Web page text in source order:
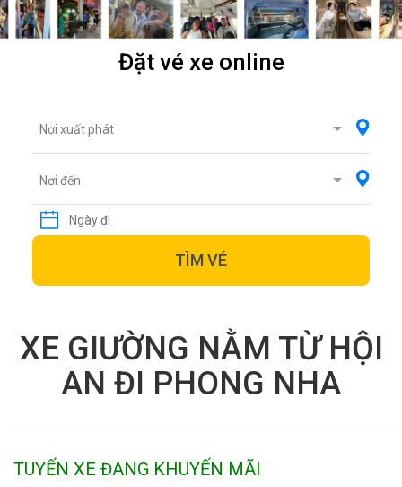
Đặt vé xe online
Nơi xuất phát
Nơi đến
TÌM VÉ
XE GIƯỜNG NẰM TỪ HỘI
AN ĐI PHONG NHA
TUYẾN XE ĐANG KHUYẾN MÃI